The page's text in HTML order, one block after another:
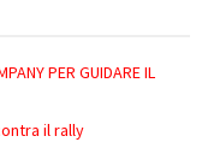
PER GUIDARE IL
il rally